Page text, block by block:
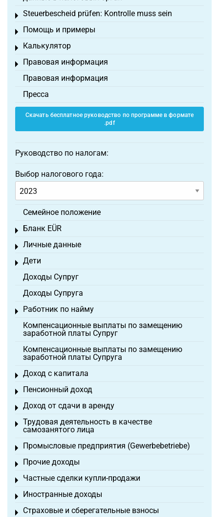
Steuerbescheid prüfen: Kontrolle muss sein
Toggle menu
Помощь и примеры
Toggle menu
Калькулятор
Toggle menu
Правовая информация
Toggle menu
Правовая информация
Пресса
Скачать бесплатное руководство по программе в формате
.pdf
Руководство по налогам:
Выбор налогового года:
Семейное положение
Бланк EÜR
Toggle menu
Личные данные
Toggle menu
Дети
Toggle menu
Доходы Супруг
Доходы Супруга
Работник по найму
Toggle menu
Компенсационные выплаты по замещению
заработной платы Супруг
Компенсационные выплаты по замещению
заработной платы Супруга
Доход с капитала
Toggle menu
Пенсионный доход
Toggle menu
Доход от сдачи в аренду
Toggle menu
Трудовая деятельность в качестве
самозанятого лица
Toggle menu
Промысловые предприятия (Gewerbebetriebe)
Toggle menu
Прочие доходы
Toggle menu
Частные сделки купли-продажи
Toggle menu
Иностранные доходы
Toggle menu
Страховые и сберегательные взносы
Toggle menu